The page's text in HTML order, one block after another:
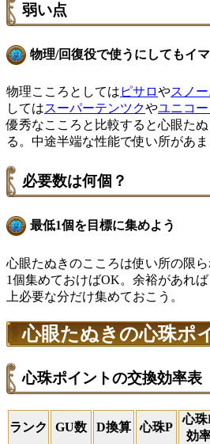
弱い点
物理/回復役で使うにしてもイ
物理こころとしては ピサロやスノ
してはスーパーテンツクやユニコー
優秀なこころと比較すると心眼た
る。中途半端な性能で使い所があま
必要数は何個？
最低1個を目標に集めよう
心眼たぬきのこころは使い所の限
1個集めておけばOK。余裕があれ
上必要な分だけ集めておこう。
心眼たぬきの心珠ポ
心珠ポイントの交換効率表
ランク GU数 D換算 心珠P
心珠
効